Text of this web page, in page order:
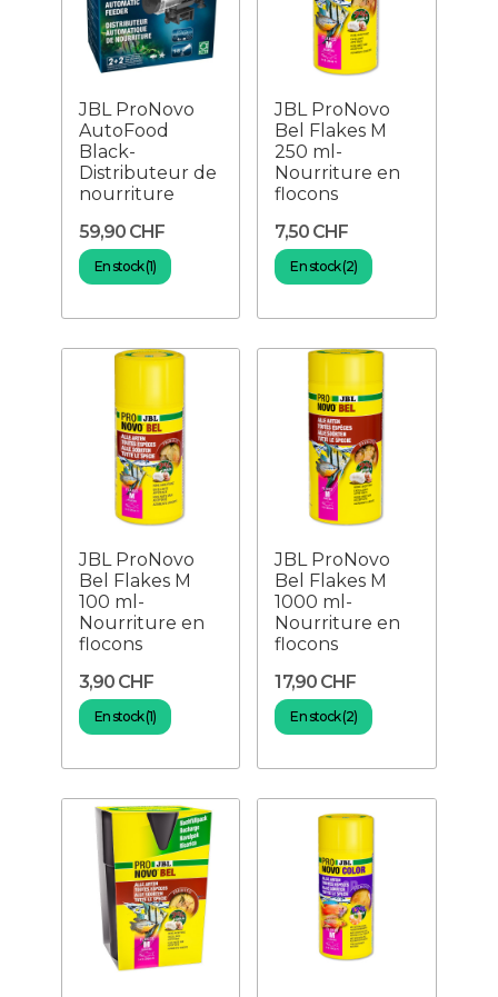
JBL ProNovo
AutoFood
Black-
Distributeur de
nourriture
59,90 CHF
En stock (1)
JBL ProNovo
Bel Flakes M
250 ml-
Nourriture en
flocons
7,50 CHF
En stock (2)
JBL ProNovo
Bel Flakes M
100 ml-
Nourriture en
flocons
3,90 CHF
En stock (1)
JBL ProNovo
Bel Flakes M
1000 ml-
Nourriture en
flocons
17,90 CHF
En stock (2)